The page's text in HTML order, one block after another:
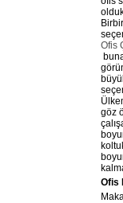
Ofis
göz
Ofis